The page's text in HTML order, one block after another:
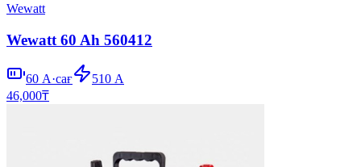
Wewatt
Wewatt 60 Ah 560412
60 А·сағ 510 А
46,000₸